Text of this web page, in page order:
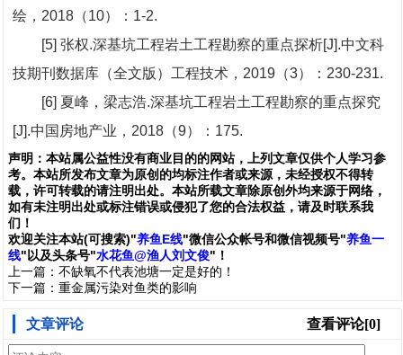
绘，2018（10）：1-2.
[5] 张权.深基坑工程岩土工程勘察的重点探析[J].中文科
技期刊数据库（全文版）工程技术，2019（3）：230-231.
[6] 夏峰，梁志浩.深基坑工程岩土工程勘察的重点探究
[J].中国房地产业，2018（9）：175.
声明： 本站属公益性没有商业目的的网站，上列文章仅供个人学习参
考。本站所发布文章为原创的均标注作者或来源，未经授权不得转
载，许可转载的请注明出处。本站所载文章除原创外均来源于网络，
如有未注明出处或标注错误或侵犯了您的合法权益，请及时联系我
们 ！
欢迎关注本站(可搜索)"养鱼E线"微信公众帐号和微信视频号"养鱼一
线" 以及头条号"水花鱼@渔人刘文俊"！
上一篇： 不缺氧不代表池塘一定是好的！
下一篇： 重金属污染对鱼类的影响
查看评论[0]
文章评论